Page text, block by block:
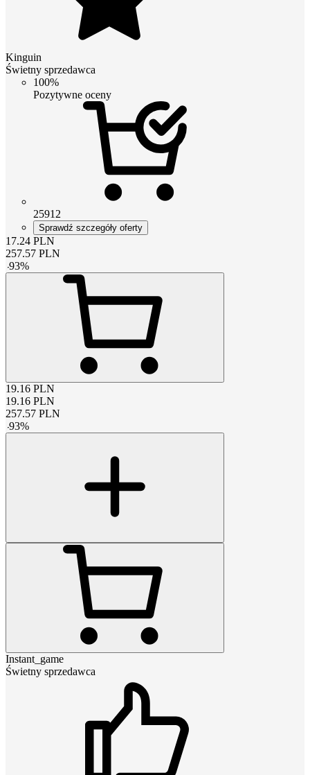
Kinguin
Świetny sprzedawca
100%
Pozytywne oceny
25912
Sprawdź szczegóły oferty
17.24 PLN
257.57 PLN
-93%
19.16 PLN
19.16 PLN
257.57 PLN
-93%
Instant_game
Świetny sprzedawca